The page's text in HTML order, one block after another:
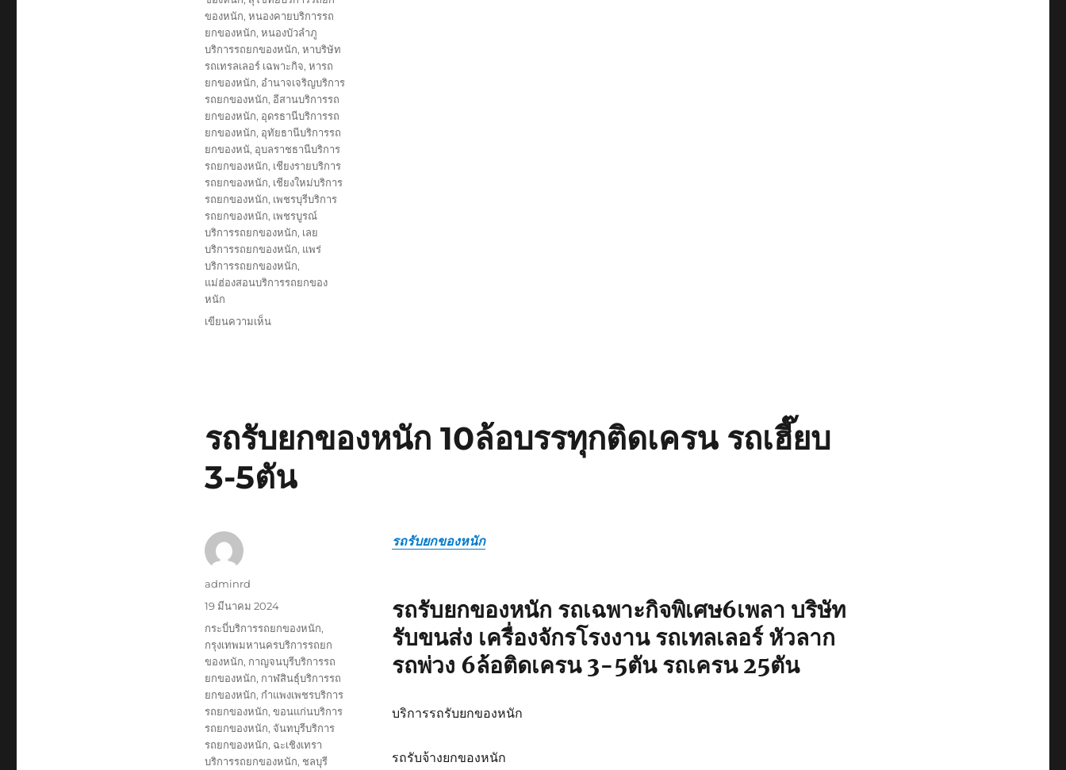
ของหนัก, หนองคายบริการรถ
ยกของหนัก, หนองบัวลำภู
บริการรถยกของหนัก, หาบริษัท
รถเทรลเลอร์ เฉพาะกิจ, หารถ
ยกของหนัก, อำนาจเจริญบริการ
รถยกของหนัก, อีสานบริการรถ
ยกของหนัก, อุดรธานีบริการรถ
ยกของหนัก, อุทัยธานีบริการรถ
ยกของหนั, อุบลราชธานีบริการ
รถยกของหนัก, เชียงรายบริการ
รถยกของหนัก, เชียงใหม่บริการ
รถยกของหนัก, เพชรบุรีบริการ
รถยกของหนัก, เพชรบูรณ์
บริการรถยกของหนัก, เลย
บริการรถยกของหนัก, แพร่
บริการรถยกของหนัก,
แม่ฮ่องสอนบริการรถยกของ
หนัก
เขียนความเห็นบน
เฉพาะ
กิจ
พิเศษ6เพลา
ขนส่ง
รถรับยกของหนัก 10ล้อบรรทุกติดเครน รถเฮี๊ยบ
3-5ตัน
รถรับยกของหนัก
รถรับยกของหนัก รถเฉพาะกิจพิเศษ6เพลา บริษัท
รับขนส่ง เครื่องจักรโรงงาน รถเทลเลอร์ หัวลาก
รถพ่วง 6ล้อติดเครน 3-5ตัน รถเครน 25ตัน
บริการรถรับยกของหนัก
รถรับจ้างยกของหนัก
ผู้
เขียน
adminrd
เขียน
19 มีนาคม 2024
ป้าย
กำกับ
กระบี่บริการรถยกของหนัก,
กรุงเทพมหานครบริการรถยก
ของหนัก, กาญจนบุรีบริการรถ
ยกของหนัก, กาฬสินธุ์บริการรถ
ยกของหนัก, กำแพงเพชรบริการ
รถยกของหนัก, ขอนแก่นบริการ
รถยกของหนัก, จันทบุรีบริการ
รถยกของหนัก, ฉะเชิงเทรา
บริการรถยกของหนัก, ชลบุรี